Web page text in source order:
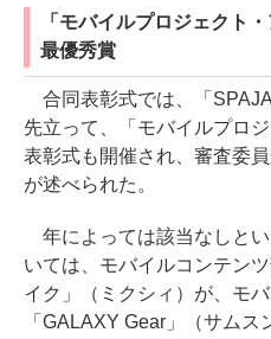
「モバイルプロジェクト
最優秀賞
合同表彰式では、「
先立って、「モバイルプロ
表彰式も開催され、審査委
が述べられた。
年によっては該当なしと
いては、モバイルコンテン
イク」（ミクシィ）が、モ
「GALAXY Gear」（サム